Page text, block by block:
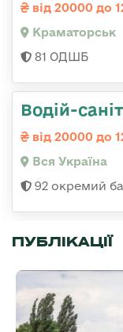
від 20000 до
Краматорськ
81 ОДШБ
Водій-
від 20000 до
Вся Україна
92 окремий
ПУБЛІКАЦІЇ